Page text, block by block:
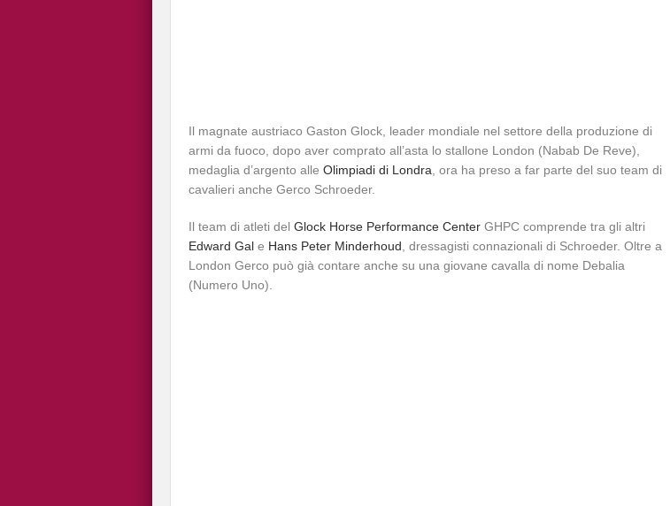
Il magnate austriaco Gaston Glock, leader mondiale nel settore della produzione di
armi da fuoco, dopo aver comprato all’asta lo stallone London (Nabab De Reve),
medaglia d’argento alle Olimpiadi di Londra, ora ha preso a far parte del suo team di
cavalieri anche Gerco Schroeder.
Il team di atleti del Glock Horse Performance Center GHPC comprende tra gli altri
Edward Gal e Hans Peter Minderhoud, dressagisti connazionali di Schroeder. Oltre a
London Gerco può già contare anche su una giovane cavalla di nome Debalia
(Numero Uno).